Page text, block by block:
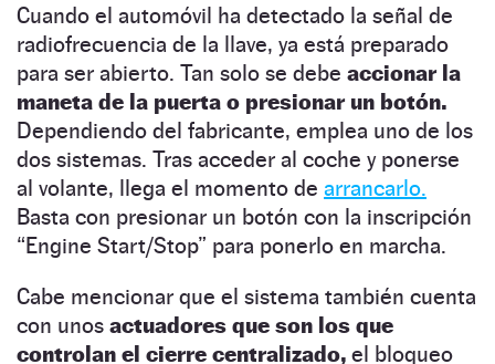
Cuando el automóvil ha detectado la señal de
radiofrecuencia de la llave, ya está preparado
para ser abierto. Tan solo se debe accionar la
maneta de la puerta o presionar un botón.
Dependiendo del fabricante, emplea uno de los
dos sistemas. Tras acceder al coche y ponerse
al volante, llega el momento de arrancarlo.
Basta con presionar un botón con la inscripción
“Engine Start/Stop” para ponerlo en marcha.
Cabe mencionar que el sistema también cuenta
con unos actuadores que son los que
controlan el cierre centralizado, el bloqueo